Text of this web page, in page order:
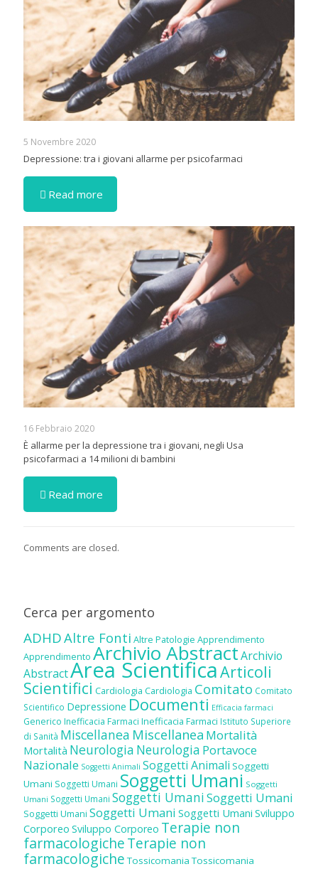
5 Novembre 2020
Depressione: tra i giovani allarme per psicofarmaci
Read more
16 Febbraio 2020
È allarme per la depressione tra i giovani, negli Usa
psicofarmaci a 14 milioni di bambini
Read more
Comments are closed.
Cerca per argomento
ADHDAltre Fonti Altre Patologie Apprendimento
Apprendimento Archivio AbstractArchivio
AbstractArea ScientificaArticoli
Scientifici Cardiologia Cardiologia Comitato Comitato
Scientifico Depressione Documenti Efficacia farmaci
Generico Inefficacia Farmaci Inefficacia Farmaci Istituto Superiore
di Sanità Miscellanea Miscellanea Mortalità
Mortalità Neurologia Neurologia Portavoce
Nazionale Soggetti Animali Soggetti Animali Soggetti
Umani Soggetti Umani Soggetti Umani Soggetti
Umani Soggetti Umani Soggetti UmaniSoggetti Umani
Soggetti Umani Soggetti Umani Soggetti Umani Sviluppo
Corporeo Sviluppo Corporeo Terapie non
farmacologicheTerapie non
farmacologiche Tossicomania Tossicomania